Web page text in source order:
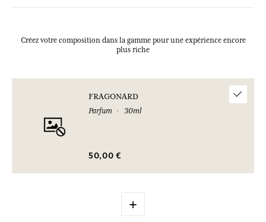
Créez votre composition dans la gamme pour une expérience encore
plus riche
FRAGONARD
Parfum
30ml
50,00 €
+